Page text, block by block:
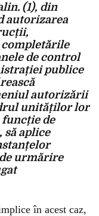
(1), din
autorizarea
de control
publice
autorizării
unităților lor
de
să aplice
urmărire
în acest caz,